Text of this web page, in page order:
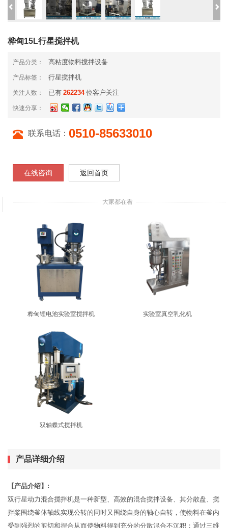
桦甸15L行星搅拌机
产品分类： 高粘度物料搅拌设备
产品标签： 行星搅拌机
关注人数： 已有 262234 位客户关注
快速分享：
联系电话： 0510-85633010
在线咨询 返回首页
大家都在看
桦甸锂电池实验室搅拌机 实验室真空乳化机
双轴蝶式搅拌机
产品详细介绍
【产品介绍】:
双行星动力混合搅拌机是一种新型、高效的混合搅拌设备、其分散盘、搅
拌桨围绕釜体轴线实现公转的同时又围绕自身的轴心自转，使物料在釜内
受到强烈的剪切和捏合从而使物料得到充分的分散混合不沉积；通过三维